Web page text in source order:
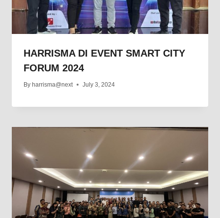
HARRISMA DI EVENT SMART CITY
FORUM 2024
By harrisma@next July 3, 2024